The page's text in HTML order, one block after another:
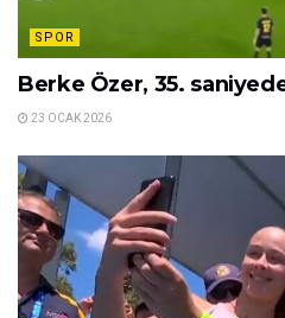
SPOR
Berke Özer, 35.
23 OCAK 2026